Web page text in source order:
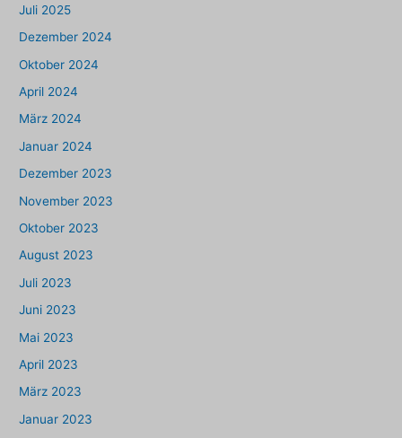
Juli 2025
Dezember 2024
Oktober 2024
April 2024
März 2024
Januar 2024
Dezember 2023
November 2023
Oktober 2023
August 2023
Juli 2023
Juni 2023
Mai 2023
April 2023
März 2023
Januar 2023